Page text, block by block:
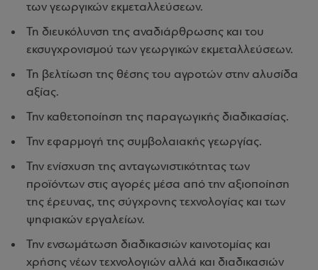
των γεωργικών εκμεταλλεύσεων.
Τη διευκόλυνση της αναδιάρθρωσης και του
εκσυγχρονισμού των γεωργικών εκμεταλλεύσεων.
Τη βελτίωση της θέσης του αγροτών στην αλυσίδα
αξίας.
Την καθετοποίηση της παραγωγικής διαδικασίας.
Την εφαρμογή της συμβολαιακής γεωργίας.
Την ενίσχυση της ανταγωνιστικότητας των
προϊόντων στις αγορές μέσα από την αξιοποίηση
της έρευνας, της σύγχρονης τεχνολογίας και των
ψηφιακών εργαλείων.
Την ενσωμάτωση διαδικασιών καινοτομίας και
χρήσης νέων τεχνολογιών αλλά και διαδικασιών